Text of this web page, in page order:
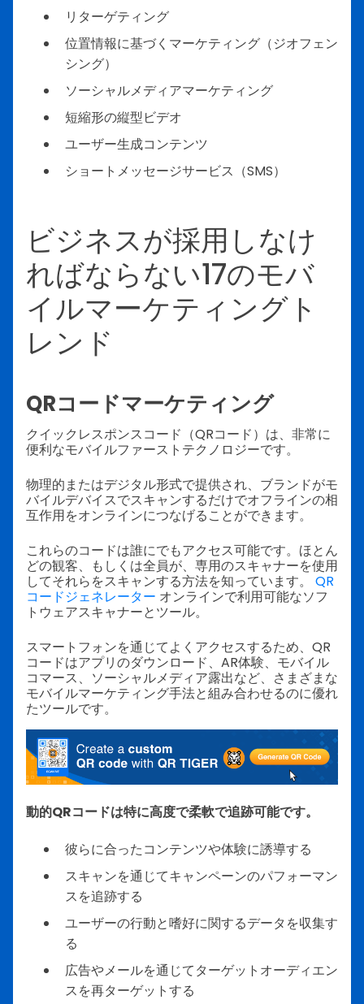
リターゲティング
位置情報に基づくマーケティング（ジオフェン
シング）
ソーシャルメディアマーケティング
短縮形の縦型ビデオ
ユーザー生成コンテンツ
ショートメッセージサービス（SMS）
ビジネスが採用しなけ
ればならない17のモバ
イルマーケティングト
レンド
QRコードマーケティング
クイックレスポンスコード（QRコード）は、非常に
便利なモバイルファーストテクノロジーです。
物理的またはデジタル形式で提供され、ブランドがモ
バイルデバイスでスキャンするだけでオフラインの相
互作用をオンラインにつなげることができます。
これらのコードは誰にでもアクセス可能です。ほとん
どの観客、もしくは全員が、専用のスキャナーを使用
してそれらをスキャンする方法を知っています。 QR
コードジェネレーター オンラインで利用可能なソフ
トウェアスキャナーとツール。
スマートフォンを通じてよくアクセスするため、QR
コードはアプリのダウンロード、AR体験、モバイル
コマース、ソーシャルメディア露出など、さまざまな
モバイルマーケティング手法と組み合わせるのに優れ
たツールです。
動的QRコードは特に高度で柔軟で追跡可能です。
彼らに合ったコンテンツや体験に誘導する
スキャンを通じてキャンペーンのパフォーマン
スを追跡する
ユーザーの行動と嗜好に関するデータを収集す
る
広告やメールを通じてターゲットオーディエン
スを再ターゲットする